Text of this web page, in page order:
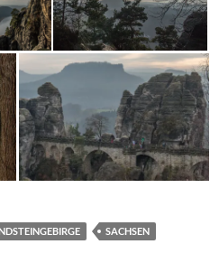
SACHSEN